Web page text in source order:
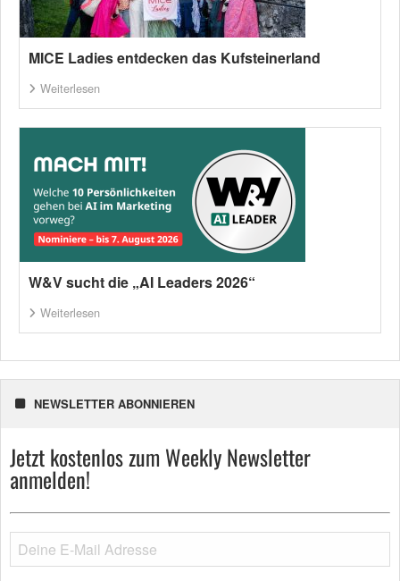
MICE Ladies entdecken das Kufsteinerland
Weiterlesen
W&V sucht die „AI Leaders 2026“
Weiterlesen
NEWSLETTER ABONNIEREN
Jetzt kostenlos zum Weekly Newsletter
anmelden!